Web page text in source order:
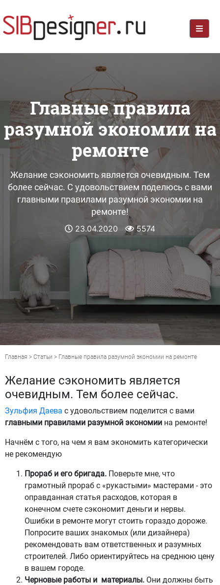
Главные правила
разумной экономии на
ремонте
Желание сэкономить является очевидным. Тем
более сейчас. С удовольствием поделюсь с вами
главными правилами разумной экономии на
ремонте!
23.04.2020 5574
Главная > Статьи > Главные правила разумной экономии на ремонте
Желание сэкономить является
очевидным. Тем более сейчас.
Зульфия Даева c удовольствием поделится с вами
главными правилами разумной экономии на ремонте!
Начнём с того, на чем я вам экономить категорически
не рекомендую
Прораб и его бригада. Поверьте мне, что
грамотный прораб с «рукастыми» мастерами - это
оправданная статья расходов, которая в
конечном счете сэкономит деньги и нервы.
Ошибки в ремонте могут стоить гораздо дороже.
Попросите ваших знакомых (или дизайнера)
рекомендовать вам ответственных и разумных
строителей. Либо ориентируйтесь на среднюю цену
в вашем городе.
Черновые работы и материалы. Они должны быть